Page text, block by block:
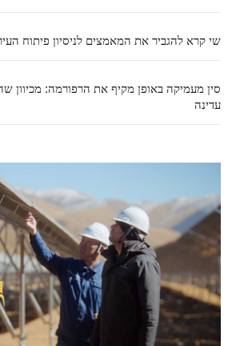
שי קרא להגביר את המאמצים לניסיון פיתוח העיר
סין מעמיקה באופן מקיף את הרפורמה: מכיוון
עדינה